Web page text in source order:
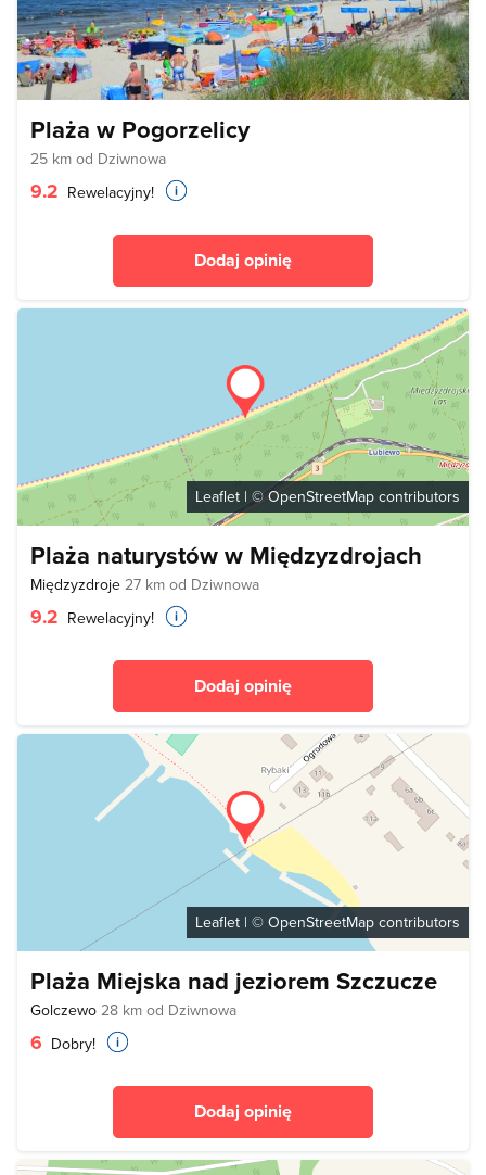
Plaża w Pogorzelicy
25 km od Dziwnowa
9.2 Rewelacyjny!
Dodaj opinię
Leaflet | ©OpenStreetMap contributors
Plaża naturystów w Międzyzdrojach
Międzyzdroje 27 km od Dziwnowa
9.2 Rewelacyjny!
Dodaj opinię
Leaflet | © OpenStreetMap contributors
Plaża Miejska nad jeziorem Szczucze
Golczewo 28 km od Dziwnowa
6 Dobry!
Dodaj opinię